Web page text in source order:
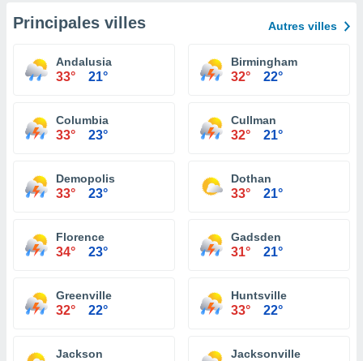
Principales villes Autres villes
Andalusia
33° 21°
Birmingham
32° 22°
Columbia
33° 23°
Cullman
32° 21°
Demopolis
33° 23°
Dothan
33° 21°
Florence
34° 23°
Gadsden
31° 21°
Greenville
32° 22°
Huntsville
33° 22°
Jackson Jacksonville